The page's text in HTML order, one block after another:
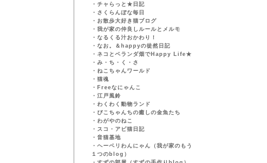
・ チャらっと★日記
・ さくらんぼな毎日
・ お散歩大好き猫ブログ
・ 我が家の仲良しルールとメルモ
・ なるくる汁おかわり！
・ なお。＆happyの徒然日記
・ ネコとベランダ畑でHappy Life★
・ み・ち・く・さ
・ ねこちゃんワールド
・ 猫魂
・ Freeなにゃんこ
・ 江戸風鈴
・ わくわく動物ランド
・ ぴこちゃんちの癒しの金魚たち
・ わがやのねこ
・ スコ・アビ猫日記
・ 音猫基地
・ ヘーベリわんにゃん（我が家のもう
１つのblog）